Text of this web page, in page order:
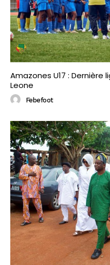
Amazones U17 :
Leone
Febefoot